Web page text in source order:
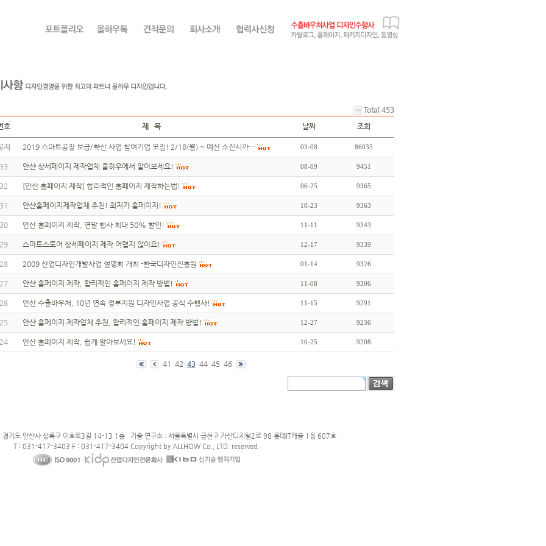
Total 453
호
제 목 날짜 조회
지 2019 스마트공장 보급/확산 사업 참여기업 모집! 2/18(월) ~ 예산 소진시까… 03-08 86035
안산 상세페이지 제작업체 올하우에서 알아보세요! 08-09 9451
[안산 홈페이지 제작] 합리적인 홈페이지 제작하는법! 06-25 9365
안산홈페이지제작업체 추천! 최저가 홈페이지! 10-23 9363
안산 홈페이지 제작, 연말 행사 최대 50% 할인! 11-11 9343
스마트스토어 상세페이지 제작 어렵지 않아요! 12-17 9339
2009 산업디자인개발사업 설명회 개최 -한국디자인진흥원 01-14 9326
안산 홈페이지 제작, 합리적인 홈페이지 제작 방법! 11-08 9306
안산 수출바우처, 10년 연속 정부지원 디자인사업 공식 수행사! 11-15 9291
안산 홈페이지 제작업체 추천, 합리적인 홈페이지 제작 방법! 12-27 9236
안산 홈페이지 제작, 쉽게 알아보세요! 10-25 9208
41 42 43 44 45 46
기도 안산사 상록구 이호로3길 14-13 1층 기술 연구소 : 서울특별시 금천구 가산디지털2로 98 롯데IT캐슬 1동 607호
T : 031-417-3403 F : 031-417-3404 Copyright by ALLHOW Co., LTD. reserved.